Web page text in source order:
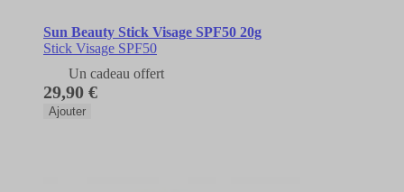
Sun Beauty Stick Visage SPF50 20g
Stick Visage SPF50
Un cadeau offert
29,90 €
Ajouter